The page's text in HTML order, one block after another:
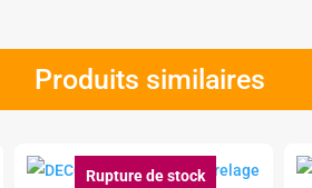
Produits similaires
Rupture de stock